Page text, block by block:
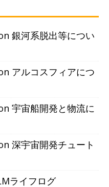
銀河系脱出等につい
アルコスフィアにつ
宇宙船開発と物流に
深宇宙開発チュート
ライフログ